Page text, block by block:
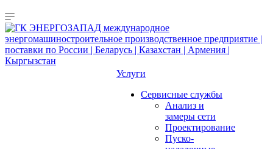
Услуги
Сервисные службы
Анализ и
замеры сети
Проектирование
Пуско-